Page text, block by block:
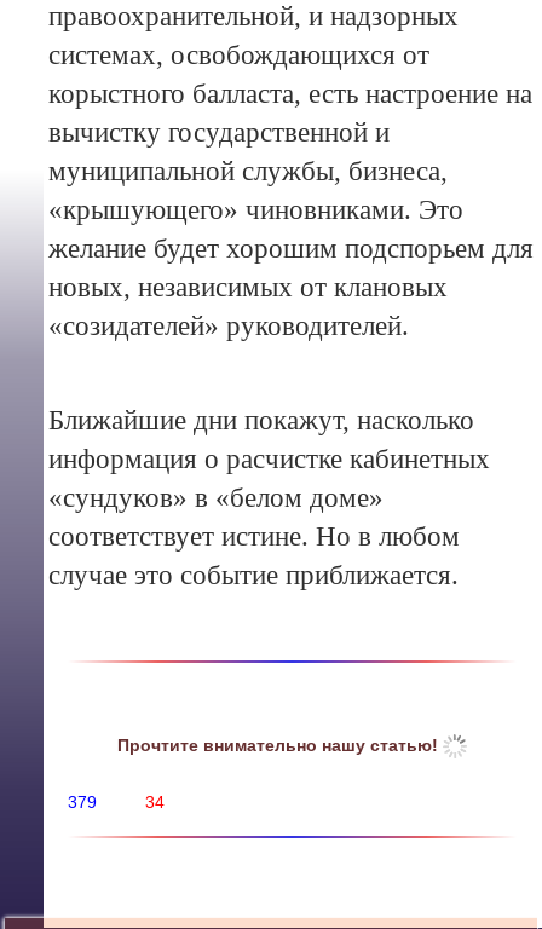
правоохранительной, и надзорных
системах, освобождающихся от
корыстного балласта, есть настроение на
вычистку государственной и
муниципальной службы, бизнеса,
«крышующего» чиновниками. Это
желание будет хорошим подспорьем для
новых, независимых от клановых
«созидателей» руководителей.
Ближайшие дни покажут, насколько
информация о расчистке кабинетных
«сундуков» в «белом доме»
соответствует истине. Но в любом
случае это событие приближается.
Прочтите внимательно нашу статью!
379 34